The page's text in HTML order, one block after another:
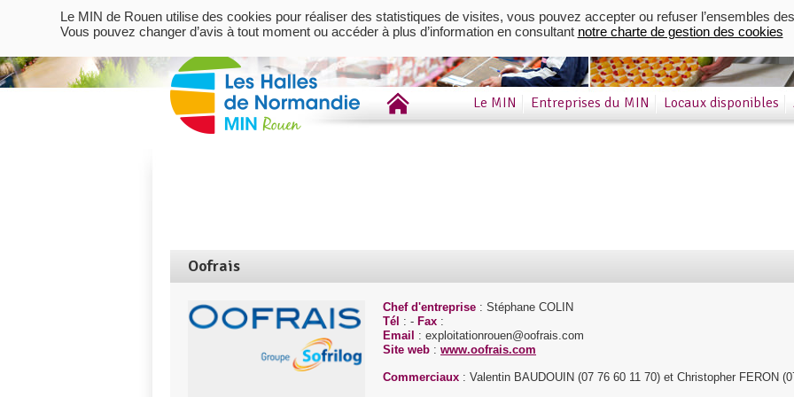
Le MIN Entreprises du MIN Locaux disponibles
Oofrais
Chef d'entreprise : Stéphane COLIN
Tél : - Fax :
Email
: exploitationrouen@oofrais.com
Site web : www.oofrais.com
Commerciaux : Valentin BAUDOUIN (07 76 60 11 70) et Christopher FERON
Le MIN de Rouen utilise des cookies pour réaliser des statistiques de visites, vous pouvez accepter ou refuser l’ensembles
Vous pouvez changer d’avis à tout moment ou accéder à plus d’information en consultant notre charte de gestion des cookies